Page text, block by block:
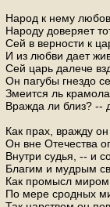
Народ к нему
Народу доверяет
Сей в верности к
И из любви дает
Сей царь далече
Он пагубы гнездо
Змеится ль
Вражда ли близ? --
Как прах, вражду
Он вне Отечества
Внутри судья, -- и
Благим и мудрым
Как промысл миром
По мере сродных